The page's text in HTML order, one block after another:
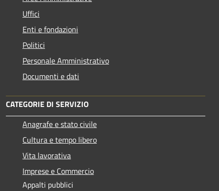
Uffici
Enti e fondazioni
Politici
Personale Amministrativo
Documenti e dati
CATEGORIE DI SERVIZIO
Anagrafe e stato civile
Cultura e tempo libero
Vita lavorativa
Imprese e Commercio
Appalti pubblici